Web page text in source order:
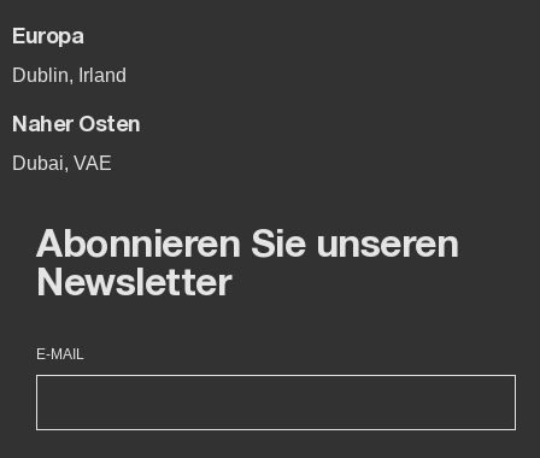
Europa
Dublin, Irland
Naher Osten
Dubai, VAE
Abonnieren Sie unseren
Newsletter
E-MAIL